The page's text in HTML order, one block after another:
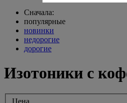
Сначала:
популярные
новинки
недорогие
дорогие
Изотоники с